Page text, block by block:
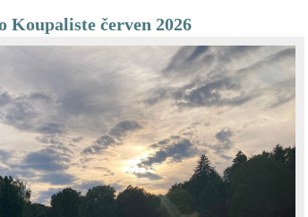
červen 2026